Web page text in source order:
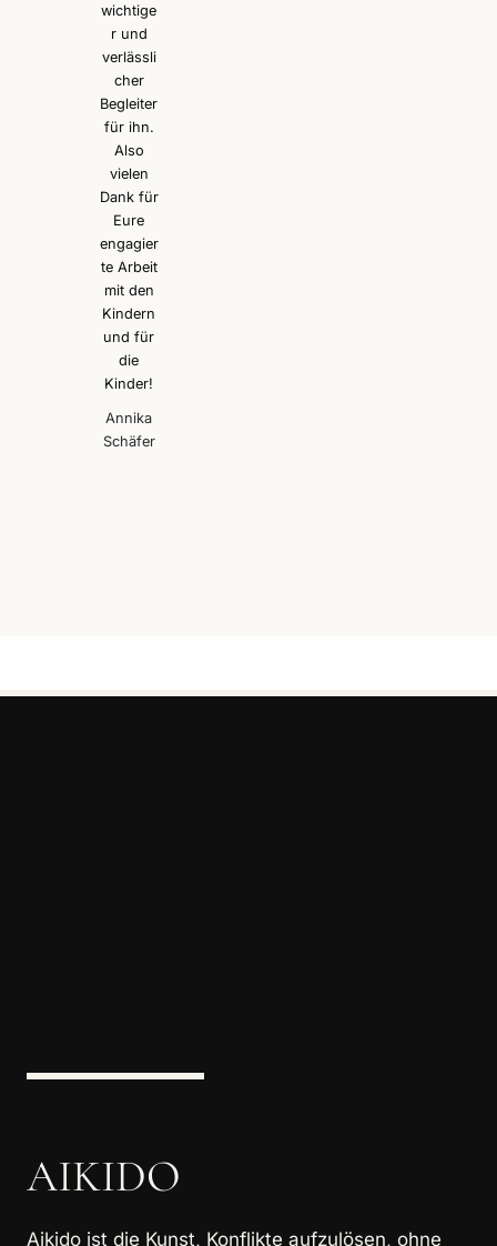
wichtige
r und
verlässli
cher
Begleiter
für ihn.
Also
vielen
Dank für
Eure
engagier
te Arbeit
mit den
Kindern
und für
die
Kinder!
Annika
Schäfer
AIKIDO
Aikido ist die Kunst, Konflikte aufzulösen, ohne